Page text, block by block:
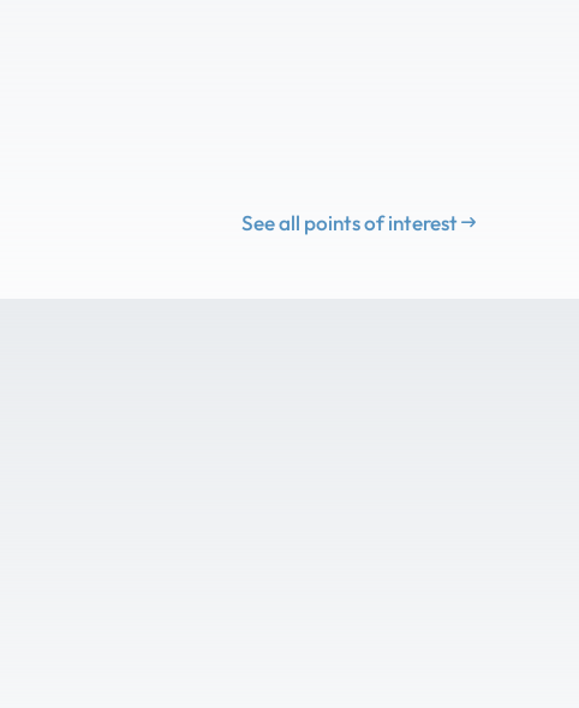
See all points of interest